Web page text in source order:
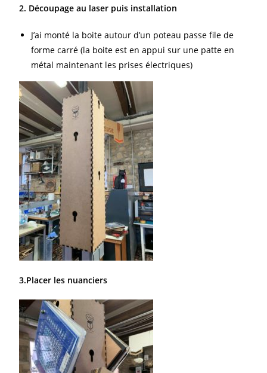
2. Découpage au laser puis installation
J’ai monté la boite autour d’un poteau passe file de
forme carré (la boite est en appui sur une patte en
métal maintenant les prises électriques)
3.Placer les nuanciers